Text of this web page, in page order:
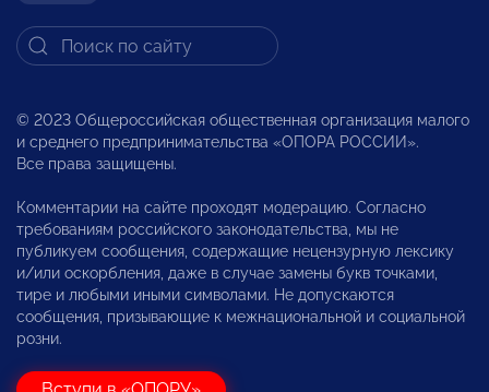
© 2023 Общероссийская общественная организация малого
и среднего предпринимательства «ОПОРА РОССИИ».
Все права защищены.
Комментарии на сайте проходят модерацию. Согласно
требованиям российского законодательства, мы не
публикуем сообщения, содержащие нецензурную лексику
и/или оскорбления, даже в случае замены букв точками,
тире и любыми иными символами. Не допускаются
сообщения, призывающие к межнациональной и социальной
розни.